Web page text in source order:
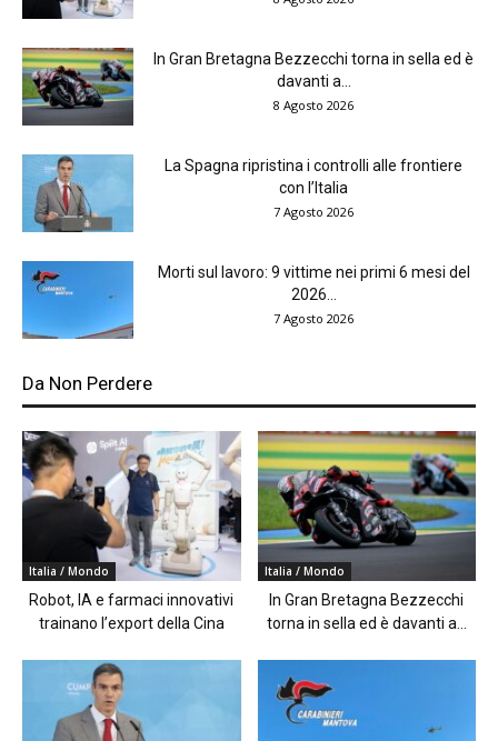
In Gran Bretagna Bezzecchi torna in sella ed è
davanti a...
8 Agosto 2026
La Spagna ripristina i controlli alle frontiere
con l’Italia
7 Agosto 2026
Morti sul lavoro: 9 vittime nei primi 6 mesi del
2026...
7 Agosto 2026
Da Non Perdere
Italia / Mondo
Robot, IA e farmaci innovativi
trainano l’export della Cina
Italia / Mondo
In Gran Bretagna Bezzecchi
torna in sella ed è davanti a...